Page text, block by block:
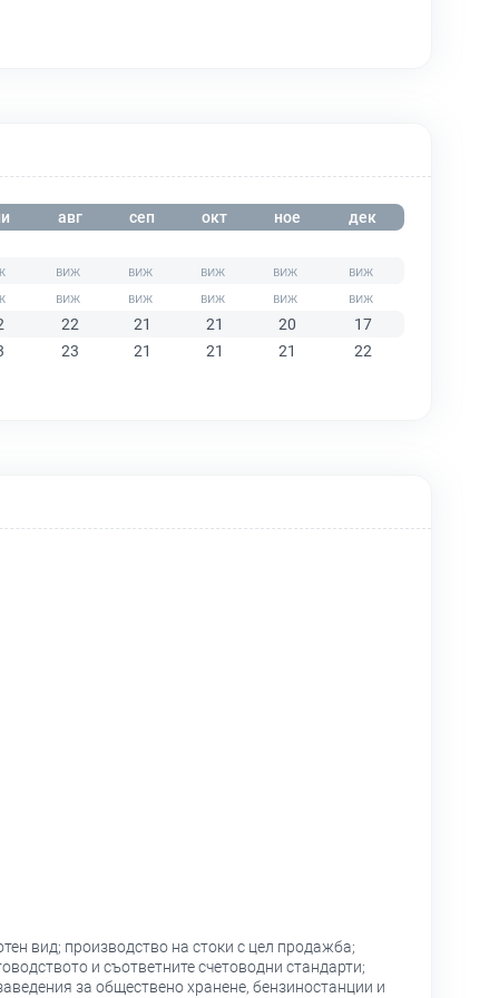
авг сеп окт ное дек
22 21 21 20
17
23 21 21 21 22
вид; производство на стоки с цел продажба;
и съответните счетоводни стандарти;
за обществено хранене, бензиностанции и